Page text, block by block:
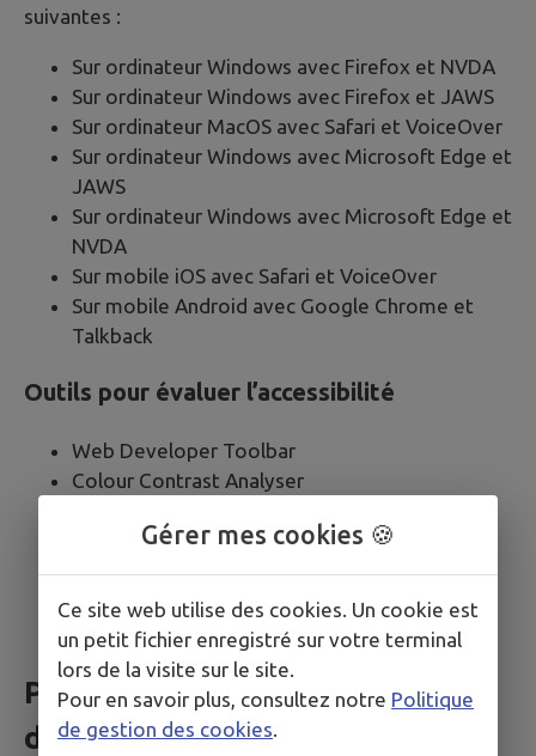
suivantes :
Sur ordinateur Windows avec Firefox et NVDA
Sur ordinateur Windows avec Firefox et JAWS
Sur ordinateur MacOS avec Safari et VoiceOver
Sur ordinateur Windows avec Microsoft Edge et
JAWS
Sur ordinateur Windows avec Microsoft Edge et
NVDA
Sur mobile iOS avec Safari et VoiceOver
Sur mobile Android avec Google Chrome et
Talkback
Outils pour évaluer l’accessibilité
Web Developer Toolbar
Colour Contrast Analyser
WCAG Contrast checker
Inspecteur de composants
Validateur HTML du W3C
Wave
Pages du site ayant fait l’objet
de la vérification de conformité
Gérer mes cookies 🍪
Ce site web utilise des cookies. Un cookie est
un petit fichier enregistré sur votre terminal
lors de la visite sur le site.
Pour en savoir plus, consultez notre Politique
de gestion des cookies.